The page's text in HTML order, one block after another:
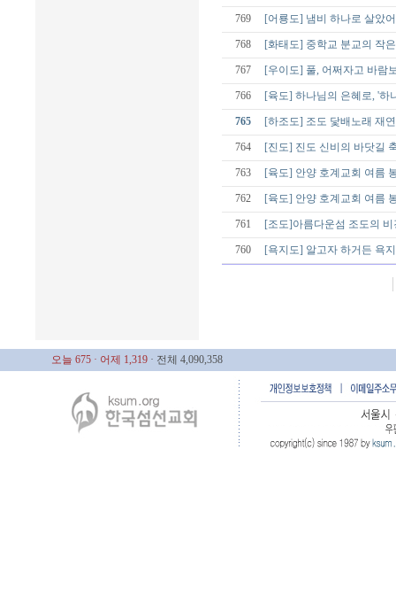
769 [어룡도] 냄비 하나로 살았
768 [화태도] 중학교 분교의 작
767 [우이도] 풀, 어쩌자고 바람
766 [육도] 하나님의 은혜로, '하
765 [하조도] 조도 닻배노래 재
764 [진도] 진도 신비의 바닷길
763 [육도] 안양 호계교회 여름
762 [육도] 안양 호계교회 여름
761 [조도]아름다운섬 조도의 비
760 [욕지도] 알고자 하거든 욕
오늘 675 · 어제 1,319 · 전체 4,090,358